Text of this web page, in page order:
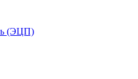
(ЭЦП)